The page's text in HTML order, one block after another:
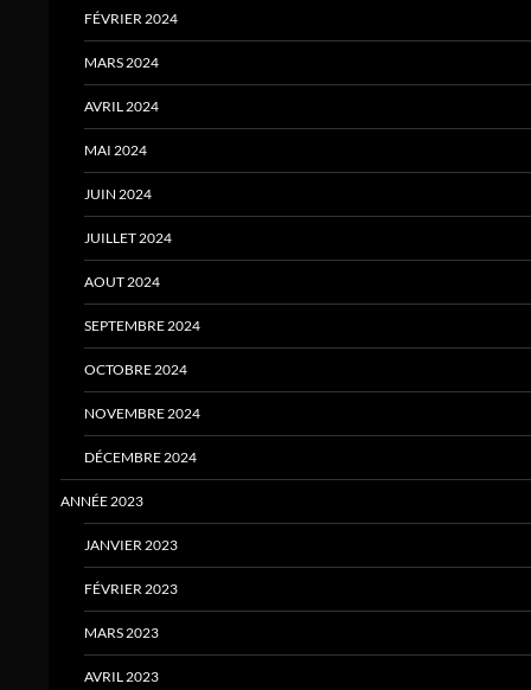
FÉVRIER 2024
MARS 2024
AVRIL 2024
MAI 2024
JUIN 2024
JUILLET 2024
AOUT 2024
SEPTEMBRE 2024
OCTOBRE 2024
NOVEMBRE 2024
DÉCEMBRE 2024
ANNÉE 2023
JANVIER 2023
FÉVRIER 2023
MARS 2023
AVRIL 2023